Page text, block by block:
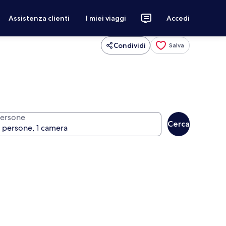
Assistenza clienti I miei viaggi Accedi
Condividi Salva
Cerca